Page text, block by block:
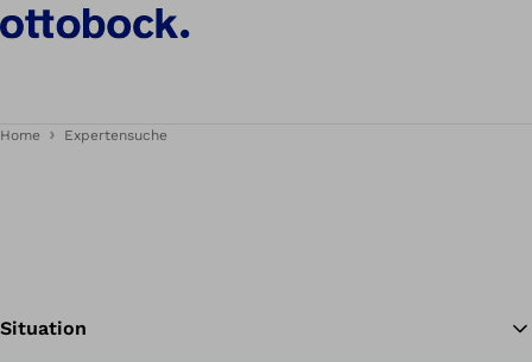
Home Expertensuche
Situation